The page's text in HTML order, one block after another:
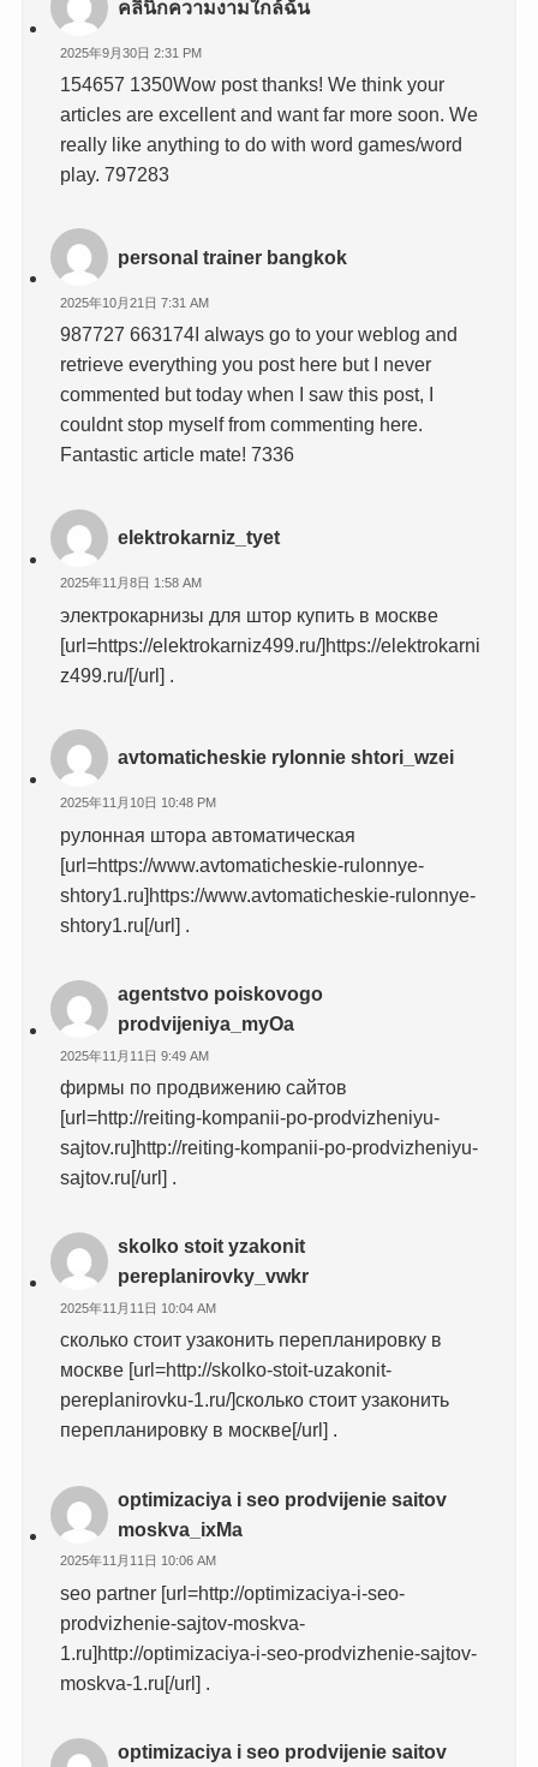
คลินิกความงามใกล้ฉัน
2025年9月30日 2:31 PM
154657 1350Wow post thanks! We think your
articles are excellent and want far more soon. We
really like anything to do with word games/word
play. 797283
personal trainer bangkok
2025年10月21日 7:31 AM
987727 663174I always go to your weblog and
retrieve everything you post here but I never
commented but today when I saw this post, I
couldnt stop myself from commenting here.
Fantastic article mate! 7336
elektrokarniz_tyet
2025年11月8日 1:58 AM
электрокарнизы для штор купить в москве
[url=https://elektrokarniz499.ru/]https://elektrokarni
z499.ru/[/url] .
avtomaticheskie rylonnie shtori_wzei
2025年11月10日 10:48 PM
рулонная штора автоматическая
[url=https://www.avtomaticheskie-rulonnye-
shtory1.ru]https://www.avtomaticheskie-rulonnye-
shtory1.ru[/url] .
agentstvo poiskovogo
prodvijeniya_myOa
2025年11月11日 9:49 AM
фирмы по продвижению сайтов
[url=http://reiting-kompanii-po-prodvizheniyu-
sajtov.ru]http://reiting-kompanii-po-prodvizheniyu-
sajtov.ru[/url] .
skolko stoit yzakonit
pereplanirovky_vwkr
2025年11月11日 10:04 AM
сколько стоит узаконить перепланировку в
москве [url=http://skolko-stoit-uzakonit-
pereplanirovku-1.ru/]сколько стоит узаконить
перепланировку в москве[/url] .
optimizaciya i seo prodvijenie saitov
moskva_ixMa
2025年11月11日 10:06 AM
seo partner [url=http://optimizaciya-i-seo-
prodvizhenie-sajtov-moskva-
1.ru]http://optimizaciya-i-seo-prodvizhenie-sajtov-
moskva-1.ru[/url] .
optimizaciya i seo prodvijenie saitov